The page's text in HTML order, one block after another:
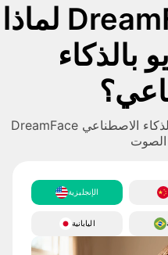
لماذا DreamFace هو أفضل
بالذكاء
DreamFace مدعوم بتقنية الترجمة المتقدمة بالذكاء الاصطناعي
الصوت
الإنجليزية
اليابانية